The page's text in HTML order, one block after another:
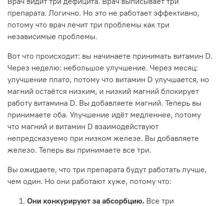
препарата. Логично. Но это не работает эффективно,
потому что врач лечит три проблемы как три
независимые проблемы.
Вот что происходит: вы начинаете принимать витамин D.
Через неделю: небольшое улучшение. Через месяц:
улучшение плато, потому что витамин D улучшается, но
магний остаётся низким, и низкий магний блокирует
работу витамина D. Вы добавляете магний. Теперь вы
принимаете оба. Улучшение идёт медленнее, потому
что магний и витамин D взаимодействуют
непредсказуемо при низком железе. Вы добавляете
железо. Теперь вы принимаете все три.
Вы ожидаете, что три препарата будут работать лучше,
чем один. Но они работают хуже, потому что:
Они конкурируют за абсорбцию. Все три